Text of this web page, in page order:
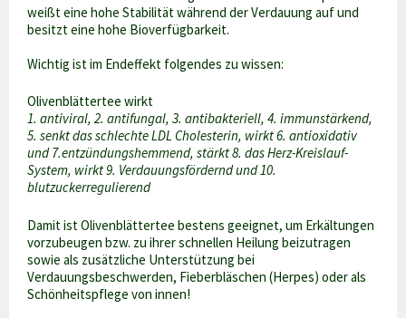
weißt eine hohe Stabilität während der Verdauung auf und
besitzt eine hohe Bioverfügbarkeit.
Wichtig ist im Endeffekt folgendes zu wissen:
Olivenblättertee wirkt
1. antiviral, 2. antifungal, 3. antibakteriell, 4. immunstärkend,
5. senkt das schlechte LDL Cholesterin, wirkt 6. antioxidativ
und 7.entzündungshemmend, stärkt 8. das Herz-Kreislauf-
System, wirkt 9. Verdauungsfördernd und 10.
blutzuckerregulierend
Damit ist Olivenblättertee bestens geeignet, um Erkältungen
vorzubeugen bzw. zu ihrer schnellen Heilung beizutragen
sowie als zusätzliche Unterstützung bei
Verdauungsbeschwerden, Fieberbläschen (Herpes) oder als
Schönheitspflege von innen!